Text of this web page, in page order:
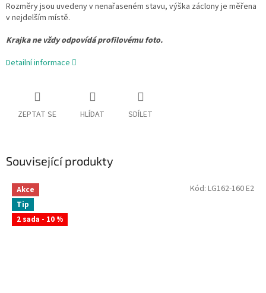
Rozměry jsou uvedeny v nenařaseném stavu, výška záclony je měřena
v nejdelším místě.
Krajka ne vždy odpovídá profilovému foto.
Detailní informace
ZEPTAT SE HLÍDAT SDÍLET
Související produkty
Akce
Tip
2 sada - 10 %
Kód: LG162-160 E2